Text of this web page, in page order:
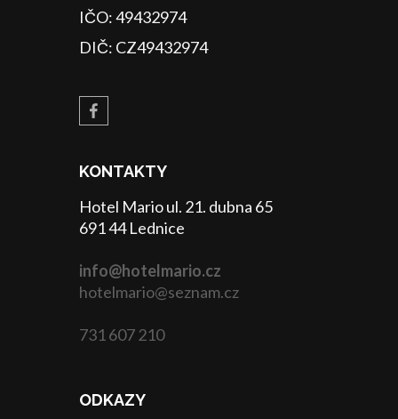
IČO: 49432974
DIČ: CZ49432974
KONTAKTY
Hotel Mario ul. 21. dubna 65
691 44 Lednice
info@hotelmario.cz
hotelmario@seznam.cz
731 607 210
ODKAZY